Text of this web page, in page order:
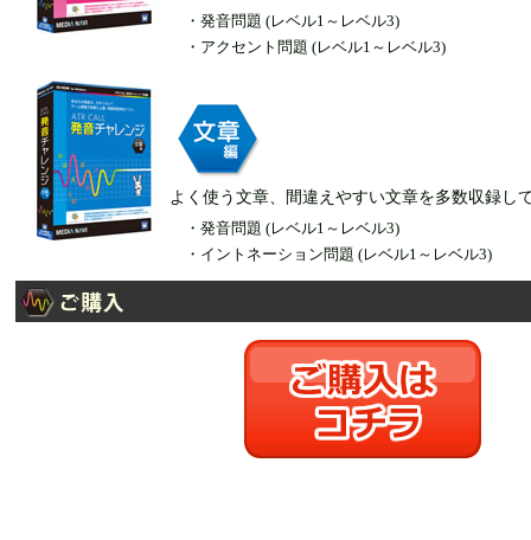
・発音問題 (レベル1～レベル3)
・アクセント問題 (レベル1～レベル3)
よく使う文章、間違えやすい文章を多数収録し
・発音問題 (レベル1～レベル3)
・イントネーション問題 (レベル1～レベル3)